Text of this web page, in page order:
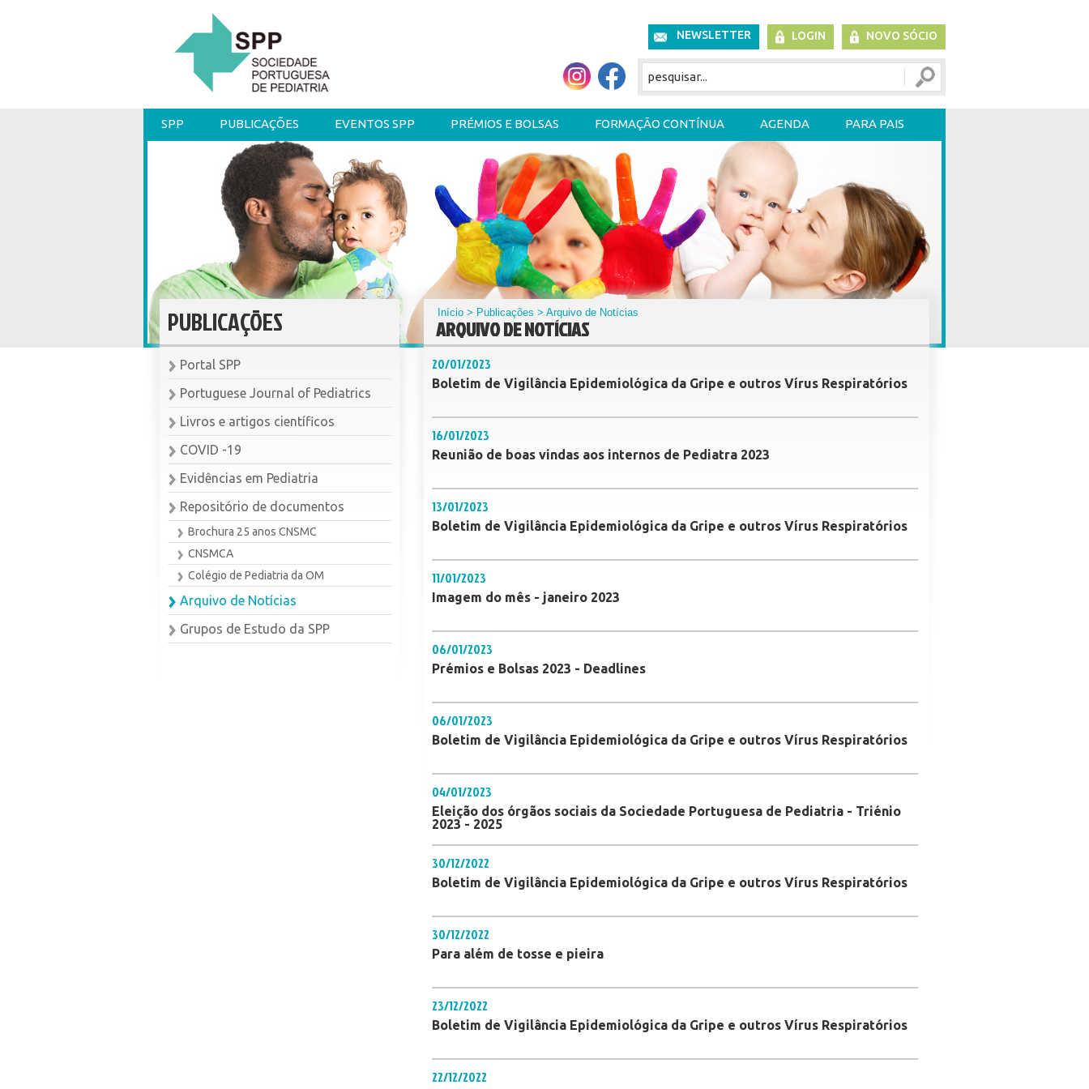
NEWSLETTER LOGIN NOVO SÓCIO
SPP PUBLICAÇÕES EVENTOS SPP PRÉMIOS E BOLSAS FORMAÇÃO CONTÍNUA AGENDA PARA PAIS
PUBLICAÇÕES
Portal SPP
Portuguese Journal of Pediatrics
Livros e artigos científicos
COVID -19
Evidências em Pediatria
Repositório de documentos
Brochura 25 anos CNSMC
CNSMCA
Colégio de Pediatria da OM
Arquivo de Notícias
Grupos de Estudo da SPP
Início > Publicações > Arquivo de Notícias
ARQUIVO DE NOTÍCIAS
20/01/2023
Boletim de Vigilância Epidemiológica da Gripe e outros Vírus Respiratórios
16/01/2023
Reunião de boas vindas aos internos de Pediatra 2023
13/01/2023
Boletim de Vigilância Epidemiológica da Gripe e outros Vírus Respiratórios
11/01/2023
Imagem do mês - janeiro 2023
06/01/2023
Prémios e Bolsas 2023 - Deadlines
06/01/2023
Boletim de Vigilância Epidemiológica da Gripe e outros Vírus Respiratórios
04/01/2023
Eleição dos órgãos sociais da Sociedade Portuguesa de Pediatria - Triénio
2023 - 2025
30/12/2022
Boletim de Vigilância Epidemiológica da Gripe e outros Vírus Respiratórios
30/12/2022
Para além de tosse e pieira
23/12/2022
Boletim de Vigilância Epidemiológica da Gripe e outros Vírus Respiratórios
22/12/2022